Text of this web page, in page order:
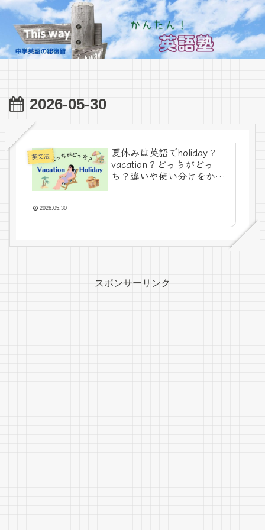
2026-05-30
英文法
夏休みは英語でholiday？
vacation？どっちがどっ
ち？違いや使い分けをかん
2026.05.30
スポンサーリンク